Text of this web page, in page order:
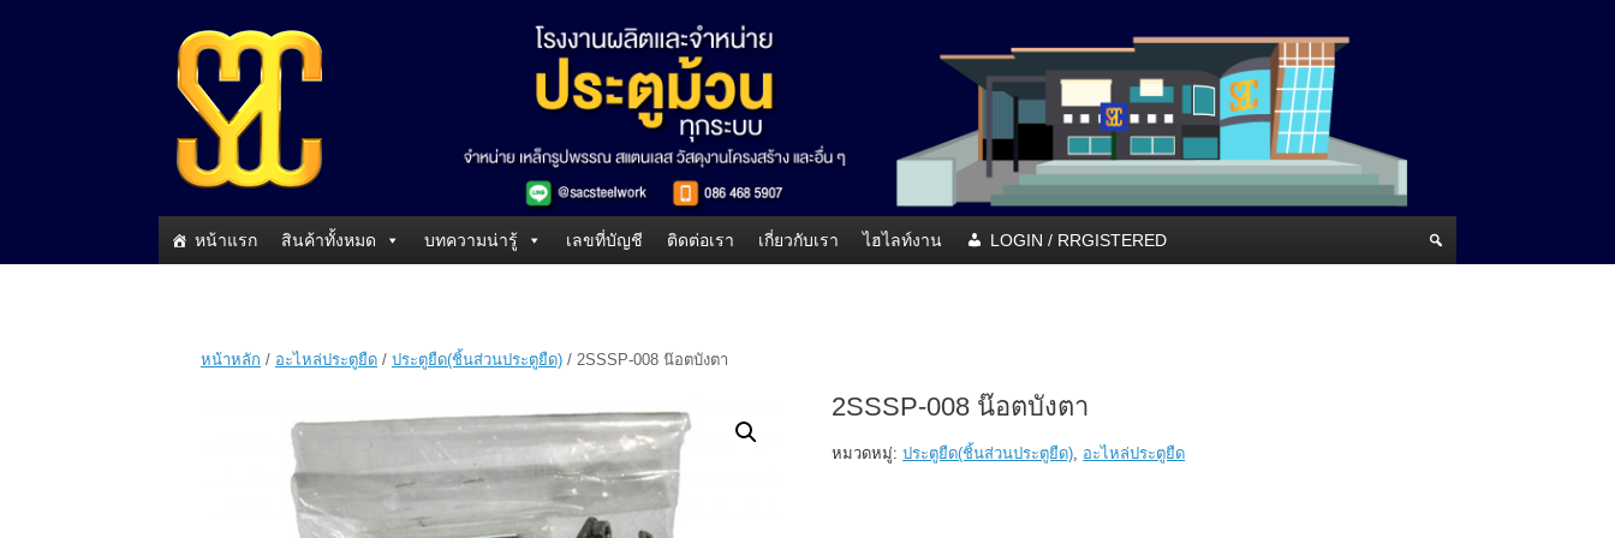
หน้าแรก สินค้าทั้งหมด บทความน่ารู้ เลขที่บัญชี ติดต่อเรา เกี่ยวกับเรา ไฮไลท์งาน LOGIN / RRGISTERED
หน้าหลัก / อะไหล่ประตูยืด / ประตูยืด(ชิ้นส่วนประตูยืด) / 2SSSP-008 น๊อตบังตา
2SSSP-008 น๊อตบังตา
หมวดหมู่:ประตูยืด(ชิ้นส่วนประตูยืด), อะไหล่ประตูยืด